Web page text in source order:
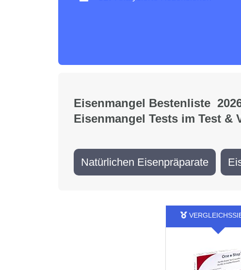
Eisenmangel Bestenliste
Eisenmangel Tests im Test &
Natürlichen Eisenpräparate